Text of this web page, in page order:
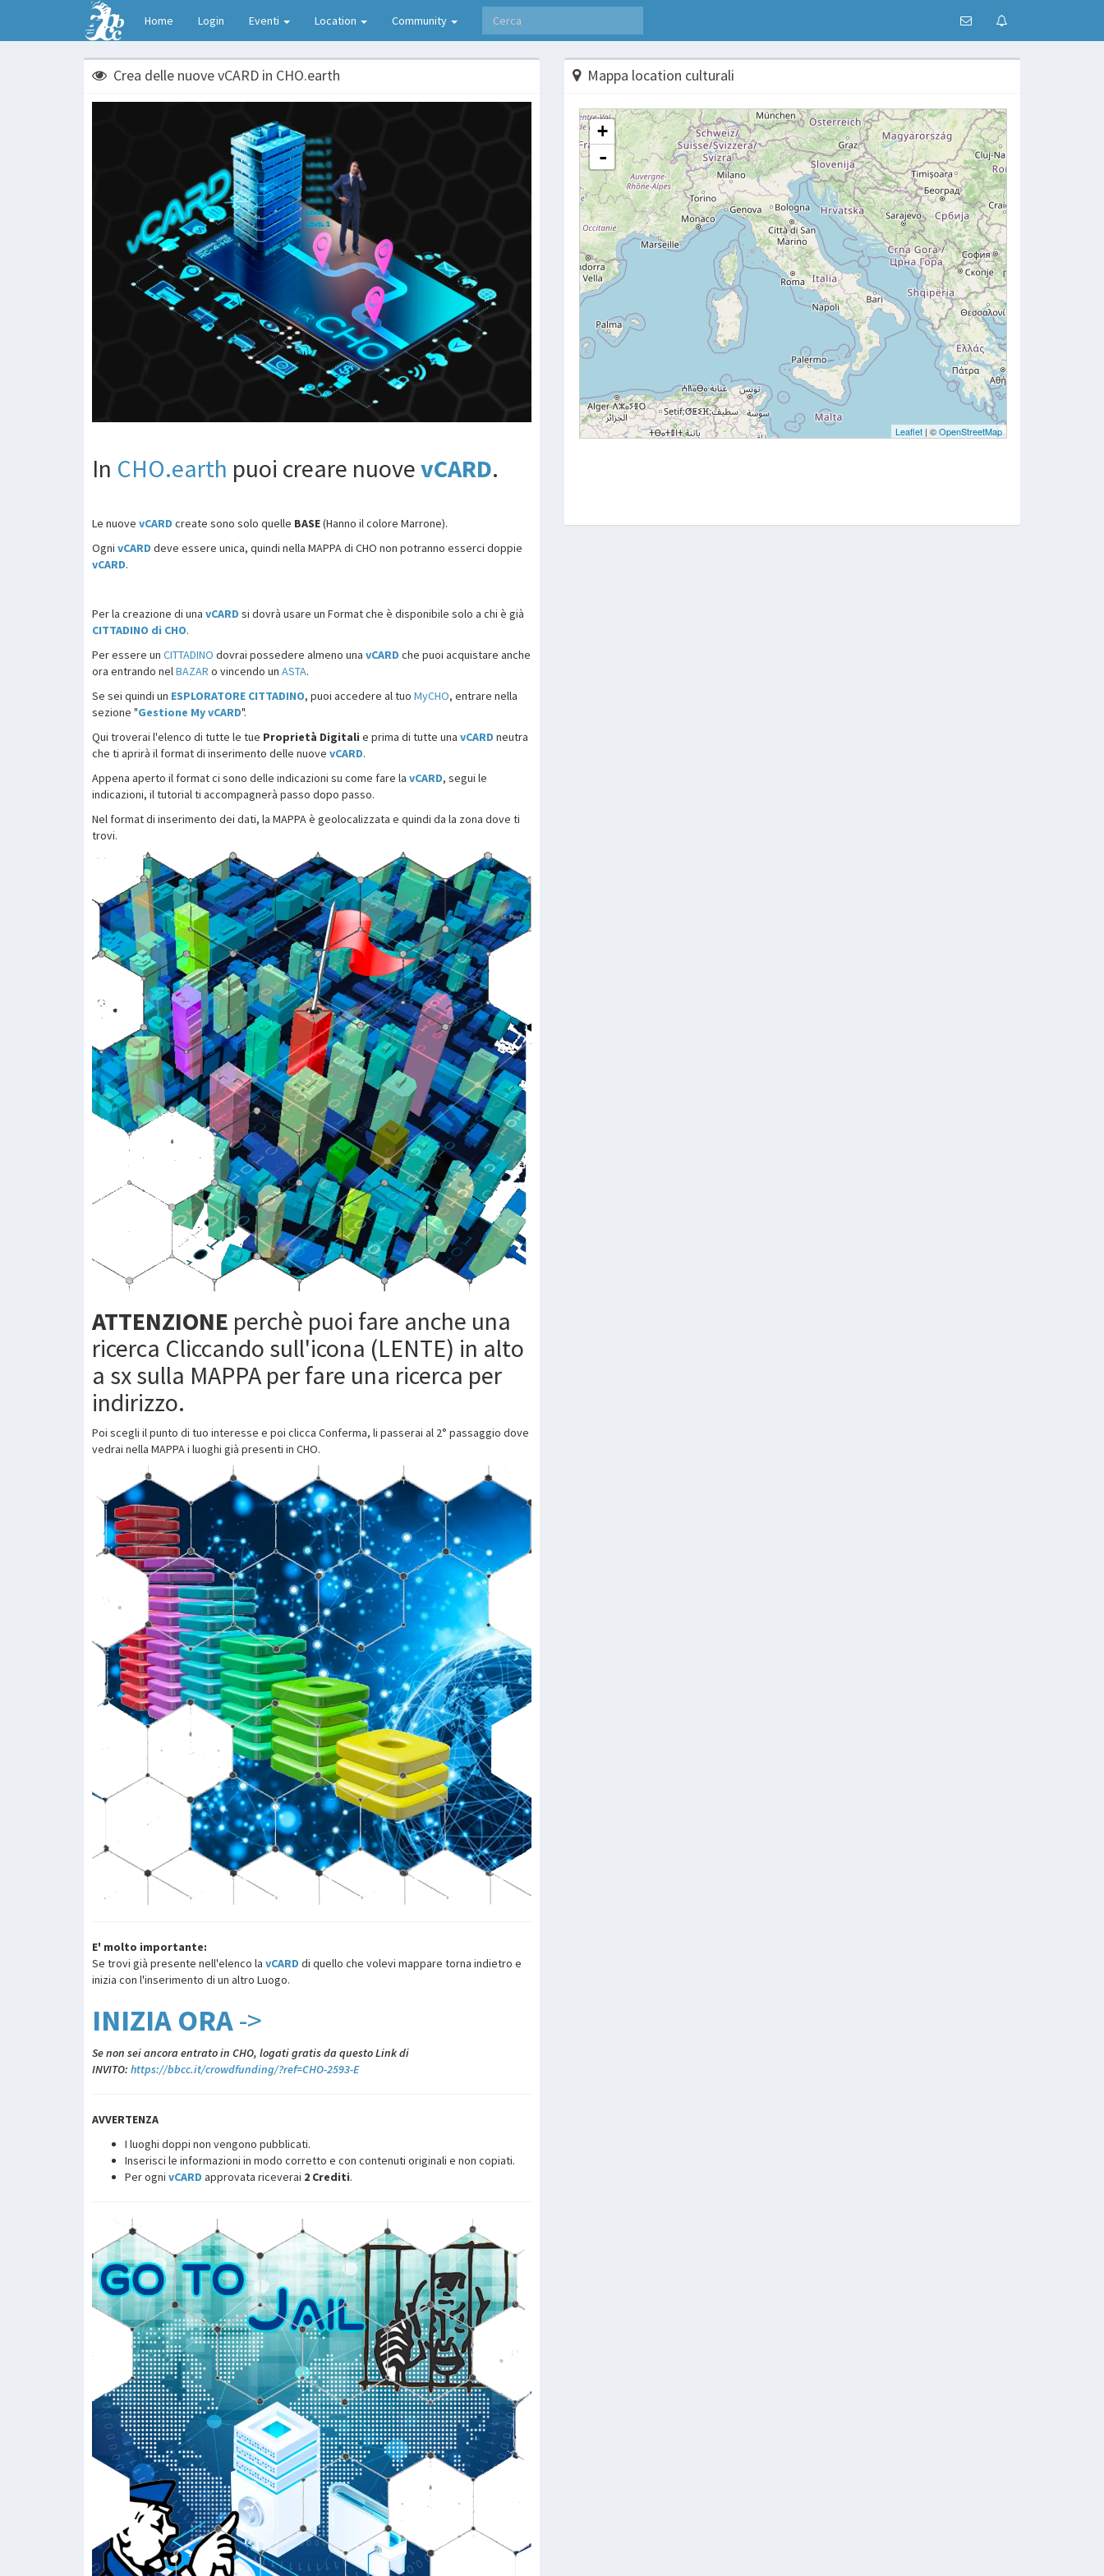
Home Login Eventi Location Community
Crea delle nuove vCARD in CHO.earth
In CHO.earth puoi creare nuovevCARD.
Le nuove vCARD create sono solo quelle BASE(Hanno il colore Marrone).
Ogni vCARD deve essere unica, quindi nella MAPPA di CHO non potranno esserci doppie
vCARD.
Per la creazione di una vCARD si dovrà usare un Format che è disponibile solo a chi è già
CITTADINO di CHO.
Per essere un CITTADINO dovrai possedere almeno una vCARD che puoi acquistare anche
ora entrando nelBAZAR o vincendo un ASTA.
Se sei quindi un ESPLORATORE CITTADINO, puoi accedere al tuo MyCHO, entrare nella
sezione "Gestione MyvCARD".
Qui troverai l'elenco di tutte le tue Proprietà Digitali e prima di tutte una vCARD neutra
che ti aprirà il format di inserimento delle nuove vCARD.
Appena aperto il format ci sono delle indicazioni su come fare la vCARD, segui le
indicazioni, il tutorial ti accompagnerà passo dopo passo.
Nel format di inserimento dei dati, la MAPPA è geolocalizzata e quindi da la zona dove ti
trovi.
ATTENZIONE perchè puoi fare anche una
ricerca Cliccando sull'icona (LENTE) in alto
a sx sulla MAPPA per fare una ricerca per
indirizzo.
Poi scegli il punto di tuo interesse e poi clicca Conferma, li passerai al 2° passaggio dove
vedrai nella MAPPA i luoghi già presenti in CHO.
E' molto importante:
Se trovi già presente nell'elenco la vCARD di quello che volevi mappare torna indietro e
inizia con l'inserimento di un altro Luogo.
INIZIA ORA->
Se non sei ancora entrato in CHO, logati gratis da questo Link di
INVITO: https://bbcc.it/crowdfunding/?ref=CHO-2593-E
AVVERTENZA
I luoghi doppi non vengono pubblicati.
Inserisci le informazioni in modo corretto e con contenuti originali e non copiati.
Per ogni vCARD approvata riceverai 2 Crediti.
Mappa location culturali